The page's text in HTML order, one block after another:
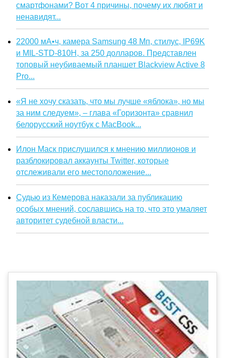
смартфонами? Вот 4 причины, почему их любят и
ненавидят...
22000 мА•ч, камера Samsung 48 Мп, стилус, IP69K
и MIL-STD-810H, за 250 долларов. Представлен
топовый неубиваемый планшет Blackview Active 8
Pro...
«Я не хочу сказать, что мы лучше «яблока», но мы
за ним следуем», – глава «Горизонта» сравнил
белорусский ноутбук с MacBook...
Илон Маск прислушился к мнению миллионов и
разблокировал аккаунты Twitter, которые
отслеживали его местоположение...
Судью из Кемерова наказали за публикацию
особых мнений, сославшись на то, что это умаляет
авторитет судебной власти...